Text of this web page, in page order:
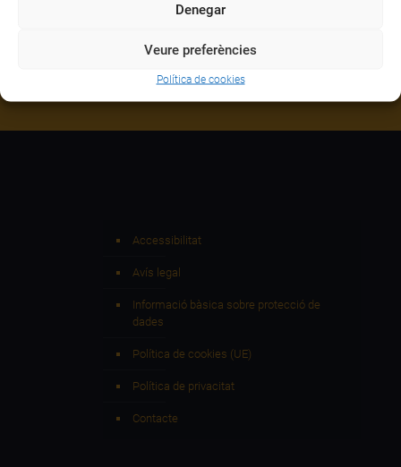
Denegar
Veure preferències
Política de cookies
Accessibilitat
Avís legal
Informació bàsica sobre protecció de
dades
Política de cookies (UE)
Política de privacitat
Contacte